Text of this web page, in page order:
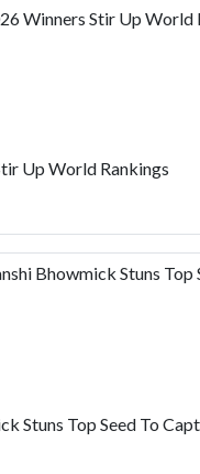
Winners Stir Up World
Up World Rankings
Bhowmick Stuns Top
Stuns Top Seed To